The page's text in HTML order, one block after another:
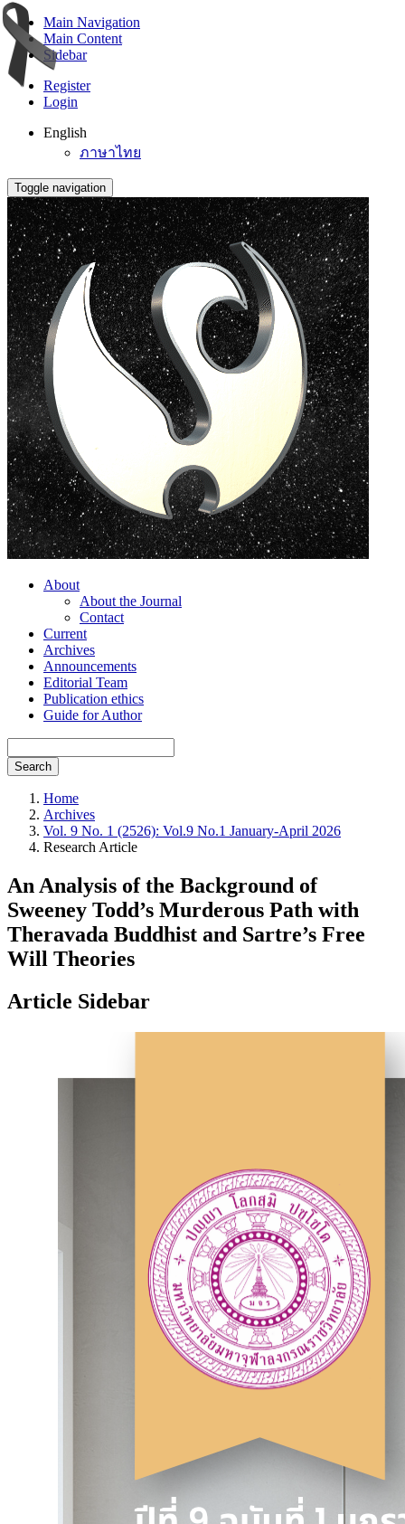
Main Navigation
Main Content
Sidebar
Register
Login
English
ภาษาไทย
Toggle navigation
About
About the Journal
Contact
Current
Archives
Announcements
Editorial Team
Publication ethics
Guide for Author
Search
Home
Archives
Vol. 9 No. 1 (2526): Vol.9 No.1 January-April 2026
Research Article
An Analysis of the Background of
Sweeney Todd’s Murderous Path with
Theravada Buddhist and Sartre’s Free
Will Theories
Article Sidebar